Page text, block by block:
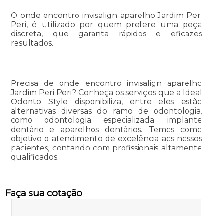
O onde encontro invisalign aparelho Jardim Peri
Peri, é utilizado por quem prefere uma peça
discreta, que garanta rápidos e eficazes
resultados.
Precisa de onde encontro invisalign aparelho
Jardim Peri Peri? Conheça os serviços que a Ideal
Odonto Style disponibiliza, entre eles estão
alternativas diversas do ramo de odontologia,
como odontologia especializada, implante
dentário e aparelhos dentários. Temos como
objetivo o atendimento de excelência aos nossos
pacientes, contando com profissionais altamente
qualificados.
Faça sua cotação